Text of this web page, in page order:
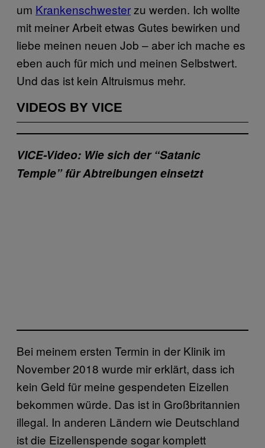
um Krankenschwesterzu werden. Ich wollte
mit meiner Arbeit etwas Gutes bewirken und
liebe meinen neuen Job – aber ich mache es
eben auch für mich und meinen Selbstwert.
Und das ist kein Altruismus mehr.
VIDEOS BY VICE
VICE-Video: Wie sich der “Satanic
Temple” für Abtreibungen einsetzt
Bei meinem ersten Termin in der Klinik im
November 2018 wurde mir erklärt, dass ich
kein Geld für meine gespendeten Eizellen
bekommen würde. Das ist in Großbritannien
illegal. In anderen Ländern wie Deutschland
ist die Eizellenspende sogar komplett